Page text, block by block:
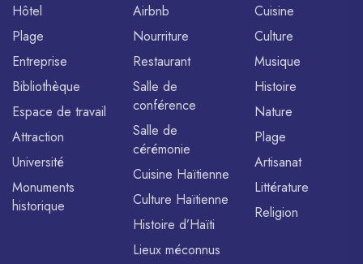
Hôtel
Plage
Entreprise
Bibliothèque
Espace de travail
Attraction
Université
Monuments
historique
Airbnb
Nourriture
Restaurant
Salle de
conférence
Salle de
cérémonie
Cuisine Haïtienne
Culture Haïtienne
Histoire d’Haïti
Lieux méconnus
Cuisine
Culture
Musique
Histoire
Nature
Plage
Artisanat
Littérature
Religion